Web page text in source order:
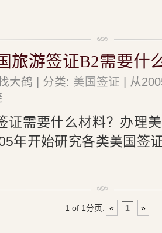
旅游签证B2需要什
大鹤 | 分类: 美国签证 | 从
证需要什么材料？办理
年开始研究各类美国签
1 of 1分页: « 1 »